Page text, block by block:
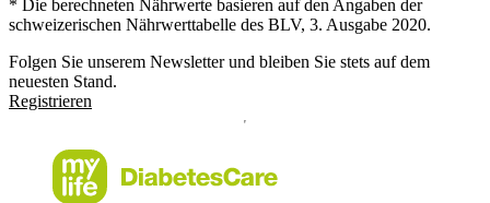
* Die berechneten Nährwerte basieren auf den Angaben der
schweizerischen Nährwerttabelle des BLV, 3. Ausgabe 2020.
Folgen Sie unserem Newsletter und bleiben Sie stets auf dem
neuesten Stand.
Registrieren